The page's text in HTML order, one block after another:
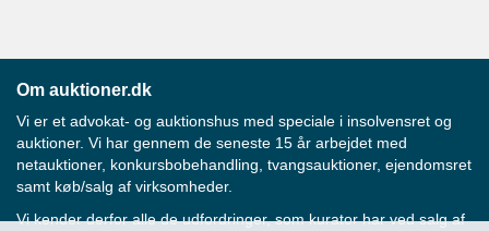
Om auktioner.dk
Vi er et advokat- og auktionshus med speciale i insolvensret og
auktioner. Vi har gennem de seneste 15 år arbejdet med
netauktioner, konkursbobehandling, tvangsauktioner, ejendomsret
samt køb/salg af virksomheder.
Vi kender derfor alle de udfordringer, som kurator har ved salg af